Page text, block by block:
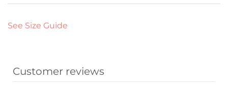
See Size Guide
Customer reviews